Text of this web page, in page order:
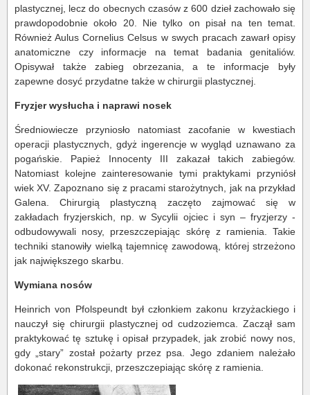
plastycznej, lecz do obecnych czasów z 600 dzieł zachowało się
prawdopodobnie około 20. Nie tylko on pisał na ten temat.
Również Aulus Cornelius Celsus w swych pracach zawarł opisy
anatomiczne czy informacje na temat badania genitaliów.
Opisywał także zabieg obrzezania, a te informacje były
zapewne dosyć przydatne także w chirurgii plastycznej.
Fryzjer wysłucha i naprawi nosek
Średniowiecze przyniosło natomiast zacofanie w kwestiach
operacji plastycznych, gdyż ingerencje w wygląd uznawano za
pogańskie. Papież Innocenty III zakazał takich zabiegów.
Natomiast kolejne zainteresowanie tymi praktykami przyniósł
wiek XV. Zapoznano się z pracami starożytnych, jak na przykład
Galena. Chirurgią plastyczną zaczęto zajmować się w
zakładach fryzjerskich, np. w Sycylii ojciec i syn – fryzjerzy -
odbudowywali nosy, przeszczepiając skórę z ramienia. Takie
techniki stanowiły wielką tajemnicę zawodową, której strzeżono
jak największego skarbu.
Wymiana nosów
Heinrich von Pfolspeundt był członkiem zakonu krzyżackiego i
nauczył się chirurgii plastycznej od cudzoziemca. Zaczął sam
praktykować tę sztukę i opisał przypadek, jak zrobić nowy nos,
gdy „stary” został pożarty przez psa. Jego zdaniem należało
dokonać rekonstrukcji, przeszczepiając skórę z ramienia.